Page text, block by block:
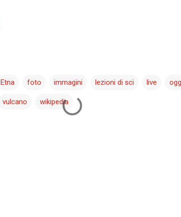
Etna foto immagini lezioni di sci live
vulcano wikipedia